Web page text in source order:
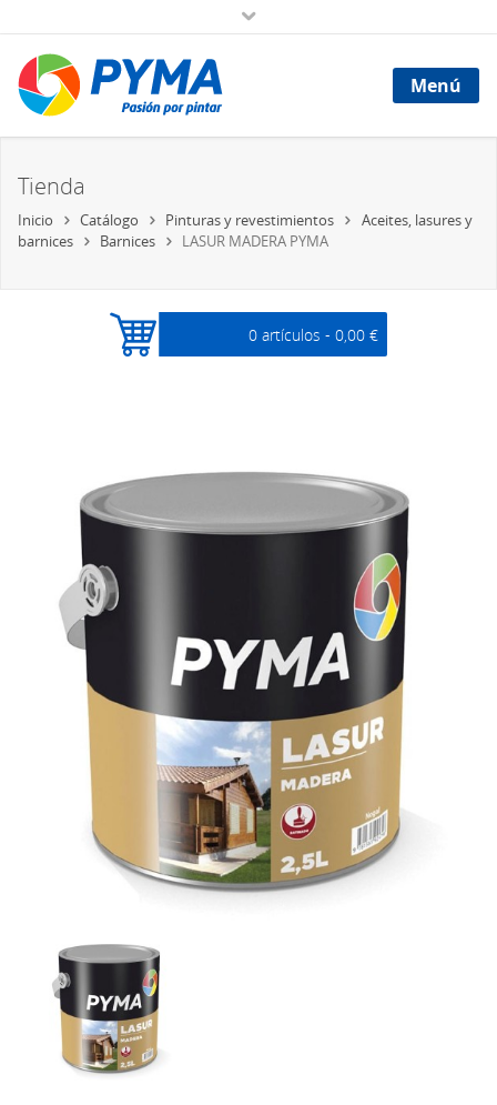
Menú
Tienda
Inicio Catálogo Pinturas y revestimientos
Aceites, lasures y
barnices
Barnices LASUR MADERA PYMA
0 artículos - 0,00 €